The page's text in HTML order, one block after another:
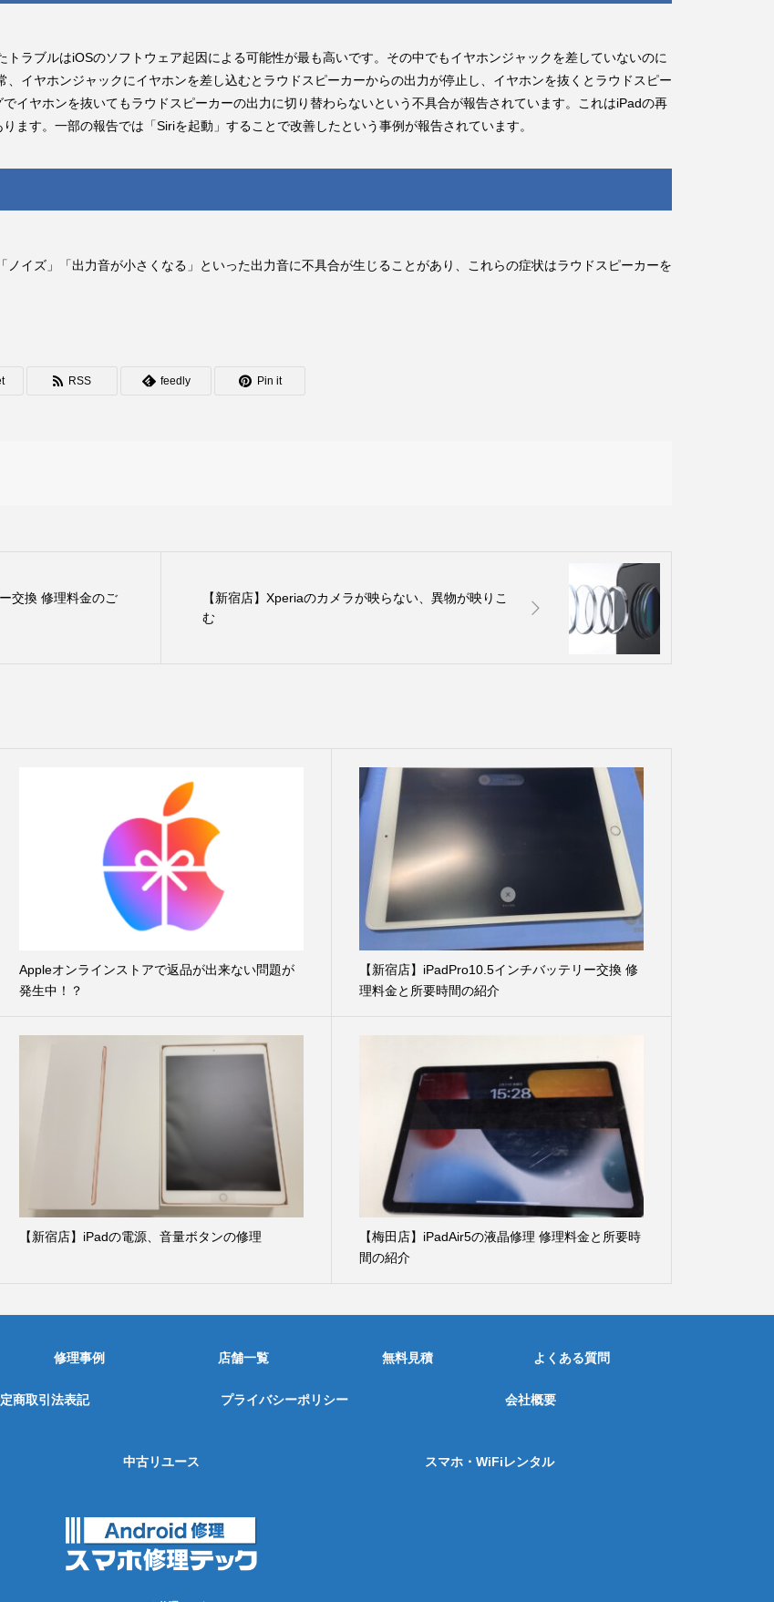
ラブルはiOSのソフトウェア起因による可能性が最も高いです。その中でもイヤホンジャックを差していないのに
イヤホンジャックにイヤホンを差し込むとラウドスピーカーからの出力が停止し、イヤホンを抜くとラウドスピー
イヤホンを抜いてもラウドスピーカーの出力に切り替わらないという不具合が報告されています。これはiPadの再
ます。一部の報告では「Siriを起動」することで改善したという事例が報告されています。
イズ」「出力音が小さくなる」といった出力音に不具合が生じることがあり、これらの症状はラウドスピーカーを
RSS feedly Pin it
交換 修理料金のご
【新宿店】Xperiaのカメラが映らない、異物が映りこ
む
Appleオンラインストアで返品が出来ない問題が
発生中！？
【新宿店】iPadPro10.5インチバッテリー交換 修
理料金と所要時間の紹介
【新宿店】iPadの電源、音量ボタンの修理
【梅田店】iPadAir5の液晶修理 修理料金と所要時
間の紹介
修理事例 店舗一覧 無料見積 よくある質問
商取引法表記 プライバシーポリシー 会社概要
中古リユース スマホ・WiFiレンタル